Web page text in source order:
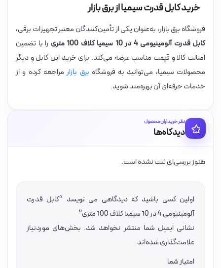
خرید کابل قدرت سیمیا از برق بازار
فروشگاه برق بازار، به‌عنوان یکی از تأمین‌کنندگان معتبر تجهیزات برقی،
کابل قدرت آلومینیومی 4 در 10 سیمیا کلاف 100 متری
را با تضمین
اصالت کالا و قیمت مناسب عرضه می‌کند. برای خرید این کابل و دیگر
محصولات سیمیا، می‌توانید به فروشگاه برق بازارمراجعه کرده و از
خدمات حرفه‌ای آن بهره‌مند شوید.
نظر خریداران محصول
دیدگاه‌ها
هنوز بررسی‌ای ثبت نشده است.
اولین کسی باشید که دیدگاهی می نویسد “کابل قدرت
آلومینیومی 4 در 10 سیمیا کلاف 100 متری”
نشانی ایمیل شما منتشر نخواهد شد. بخش‌های موردنیاز
علامت‌گذاری شده‌اند
امتیاز شما